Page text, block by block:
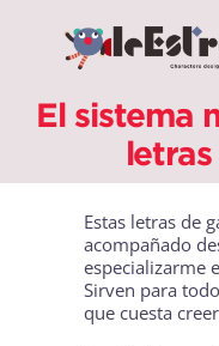
contenido
El sistema
Estas letras de
acompañado
especializarme
Sirven para
que cuesta